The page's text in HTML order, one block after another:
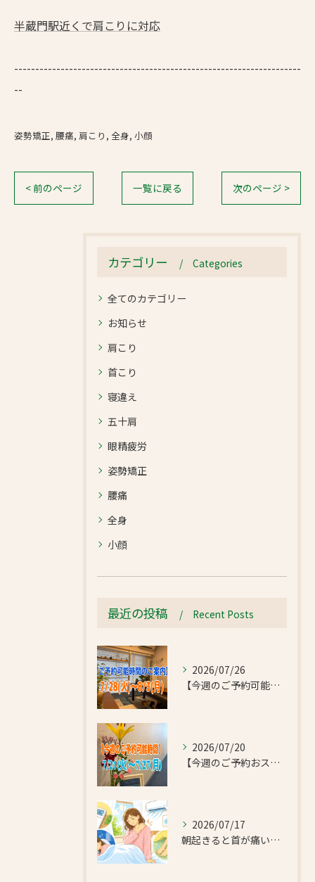
半蔵門駅近くで肩こりに対応
--------------------------------------------------------------------
--
姿勢矯正 腰痛 肩こり 全身 小顔
< 前のページ 一覧に戻る 次のページ >
カテゴリー Categories
全てのカテゴリー
お知らせ
肩こり
首こり
寝違え
五十肩
眼精疲労
姿勢矯正
腰痛
全身
小顔
最近の投稿 Recent Posts
2026/07/26
【今週のご予約可能時間のご案内】2026/7/28(火)~8/3(月)
2026/07/20
【今週のご予約おススメ時間のご案内】2026/7/21(火)~7/27(月)
2026/07/17
朝起きると首が痛い…エアコンの冷えで首肩こりと足のだるさが気になったお客様｜半蔵門 首肩リフレッシュ整体院